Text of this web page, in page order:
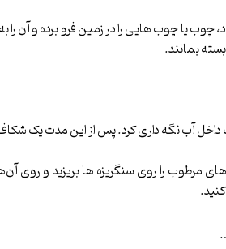
یا چوب هایی را در زمین فرو برده و آن
بمانند.
مرطوب را روی سنگریزه ها بریزید و روی